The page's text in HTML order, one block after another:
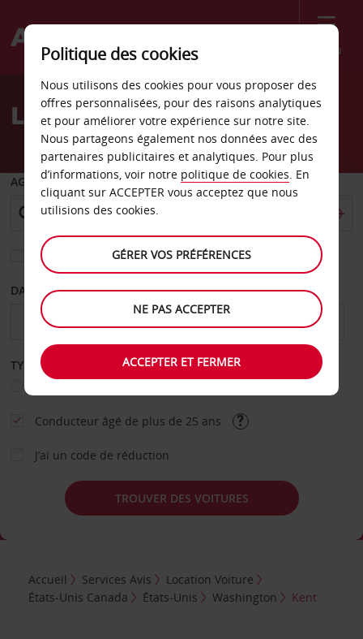
Menu
Welcome
AvisLocation de voiture Kent
AGENCE DE DÉPART
Sélectionnez une autre agence de retour
DATE DE DÉPART DATE DE RETOUR
TYPE DE LOCATION
Conducteur âgé de plus de 25 ans
J’ai un code de réduction
TROUVER DES VOITURES
Accueil Services Avis
Location Voiture
États-Unis Canada
États-Unis Washington Kent
Politique des cookies
Nous utilisons des cookies pour vous proposer des
offres personnalisées, pour des raisons analytiques
et pour améliorer votre expérience sur notre site.
Nous partageons également nos données avec des
partenaires publicitaires et analytiques. Pour plus
d’informations, voir notre politique de cookies. En
cliquant sur ACCEPTER vous acceptez que nous
utilisions des cookies.
GÉRER VOS PRÉFÉRENCES
NE PAS ACCEPTER
ACCEPTER ET FERMER